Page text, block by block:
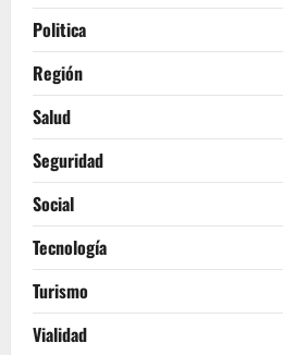
Politica
Región
Salud
Seguridad
Social
Tecnología
Turismo
Vialidad